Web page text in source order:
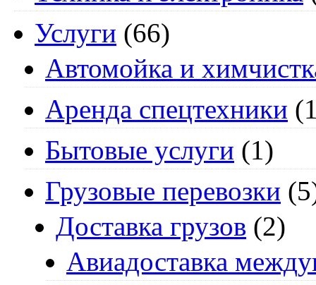
Услуги (66)
Автомойка и
Аренда спецтехники
Бытовые услуги (1)
Грузовые перевозки
Доставка грузов (2)
Авиадоставка